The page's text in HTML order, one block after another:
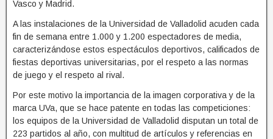
Vasco y Madrid.
A las instalaciones de la Universidad de Valladolid acuden cada
fin de semana entre 1.000 y 1.200 espectadores de media,
caracterizándose estos espectáculos deportivos, calificados de
fiestas deportivas universitarias, por el respeto a las normas
de juego y el respeto al rival.
Por este motivo la importancia de la imagen corporativa y de la
marca UVa, que se hace patente en todas las competiciones:
los equipos de la Universidad de Valladolid disputan un total de
223 partidos al año, con multitud de artículos y referencias en